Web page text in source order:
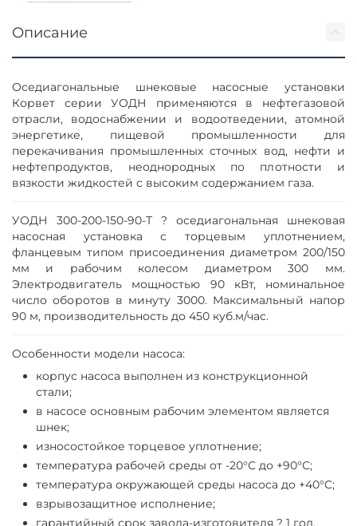
Описание
Оседиагональные шнековые насосные установки
Корвет серии УОДН применяются в нефтегазовой
отрасли, водоснабжении и водоотведении, атомной
энергетике, пищевой промышленности для
перекачивания промышленных сточных вод, нефти и
нефтепродуктов, неоднородных по плотности и
вязкости жидкостей с высоким содержанием газа.
УОДН 300-200-150-90-Т ? оседиагональная шнековая
насосная установка с торцевым уплотнением,
фланцевым типом присоединения диаметром 200/150
мм и рабочим колесом диаметром 300 мм.
Электродвигатель мощностью 90 кВт, номинальное
число оборотов в минуту 3000. Максимальный напор
90 м, производительность до 450 куб.м/час.
Особенности модели насоса:
корпус насоса выполнен из конструкционной
стали;
в насосе основным рабочим элементом является
шнек;
износостойкое торцевое уплотнение;
температура рабочей среды от -20°С до +90°С;
температура окружающей среды насоса до +40°C;
взрывозащитное исполнение;
гарантийный срок завода-изготовителя ? 1 год.